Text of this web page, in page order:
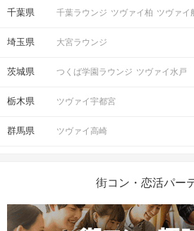
千葉県 千葉ラウンジ ツヴァイ柏 ツヴァイ
埼玉県 大宮ラウンジ
茨城県 つくば学園ラウンジ ツヴァイ水戸
栃木県 ツヴァイ宇都宮
群馬県 ツヴァイ高崎
街コン・恋活パー